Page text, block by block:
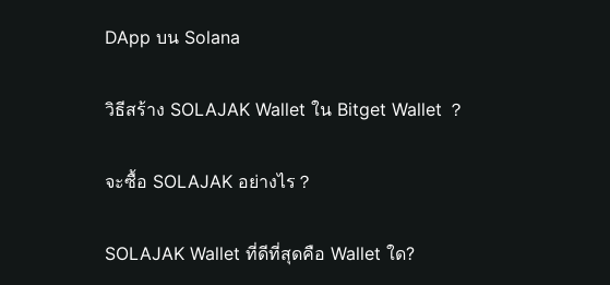
DApp บน Solana
วิธีสร้าง SOLAJAK Wallet ใน Bitget Wallet ？
จะซื้อ SOLAJAK อย่างไร？
SOLAJAK Wallet ที่ดีที่สุดคือ Wallet ใด?